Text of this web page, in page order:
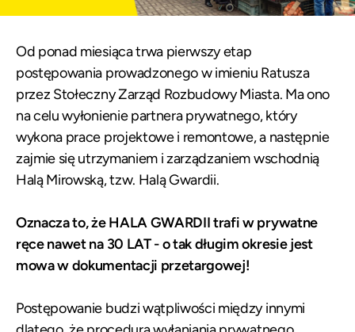
Od ponad miesiąca trwa pierwszy etap
postępowania prowadzonego w imieniu Ratusza
przez Stołeczny Zarząd Rozbudowy Miasta. Ma ono
na celu wyłonienie partnera prywatnego, który
wykona prace projektowe i remontowe, a następnie
zajmie się utrzymaniem i zarządzaniem wschodnią
Halą Mirowską, tzw. Halą Gwardii.
Oznacza to, że HALA GWARDII trafi w prywatne
ręce nawet na 30 LAT - o tak długim okresie jest
mowa w dokumentacji przetargowej!
Postępowanie budzi wątpliwości między innymi